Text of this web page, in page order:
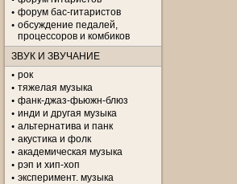
форум бас-гитаристов
обсуждение педалей,
процессоров и комбиков
ЗВУК И ЗВУЧАНИЕ
рок
тяжелая музыка
фанк-джаз-фьюжн-блюз
инди и другая музыка
альтернатива и панк
акустика и фолк
академическая музыка
рэп и хип-хоп
эксперимент. музыка